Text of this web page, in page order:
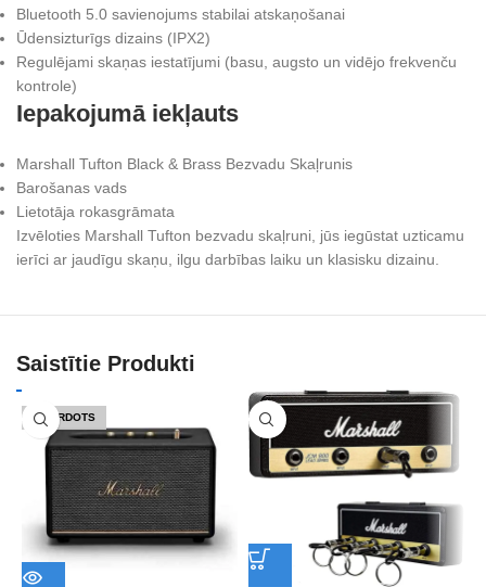
Bluetooth 5.0 savienojums stabilai atskaņošanai
Ūdensizturīgs dizains (IPX2)
Regulējami skaņas iestatījumi (basu, augsto un vidējo frekvenču
kontrole)
Iepakojumā iekļauts
Marshall Tufton Black & Brass Bezvadu Skaļrunis
Barošanas vads
Lietotāja rokasgrāmata
Izvēloties Marshall Tufton bezvadu skaļruni, jūs iegūstat uzticamu
ierīci ar jaudīgu skaņu, ilgu darbības laiku un klasisku dizainu.
Saistītie Produkti
IZPĀRDOTS